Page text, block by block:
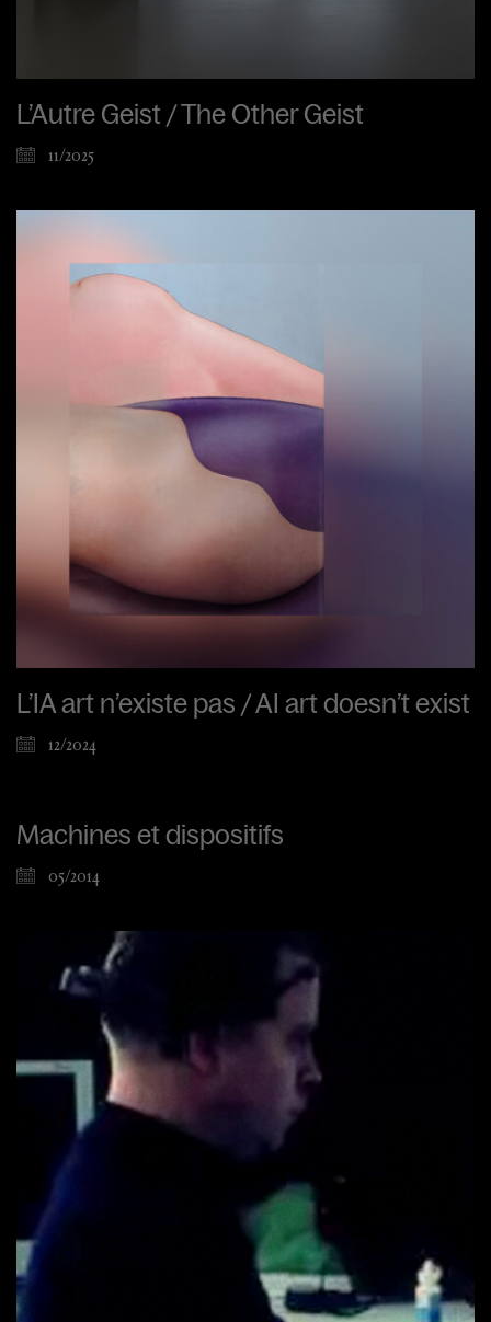
L’Autre Geist / The Other Geist
11/2025
L’IA art n’existe pas / AI art doesn’t exist
12/2024
Machines et dispositifs
05/2014